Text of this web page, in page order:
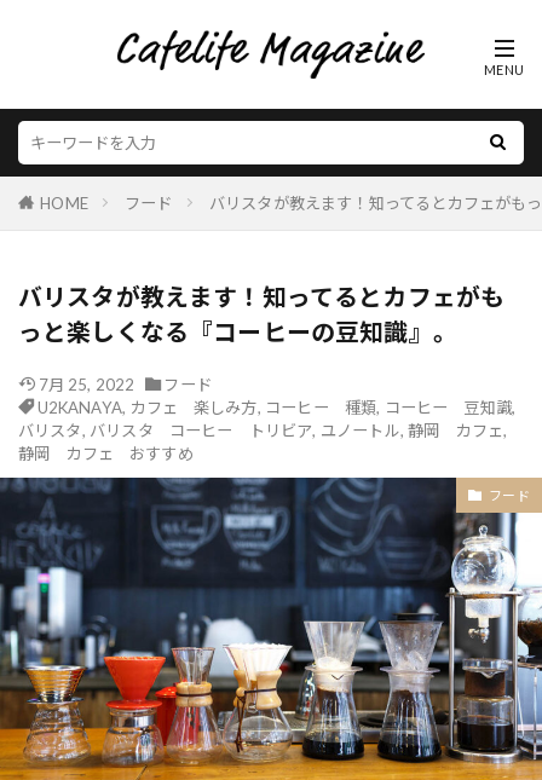
HOME フード バリスタが教えます！知ってるとカフェがも
バリスタが教えます！知ってるとカフェがも
っと楽しくなる『コーヒーの豆知識』。
7月 25, 2022
フード
U2KANAYA, カフェ 楽しみ方, コーヒー 種類, コーヒー 豆知識,
バリスタ, バリスタ コーヒー トリビア, ユノートル, 静岡 カフェ,
静岡 カフェ おすすめ
フード